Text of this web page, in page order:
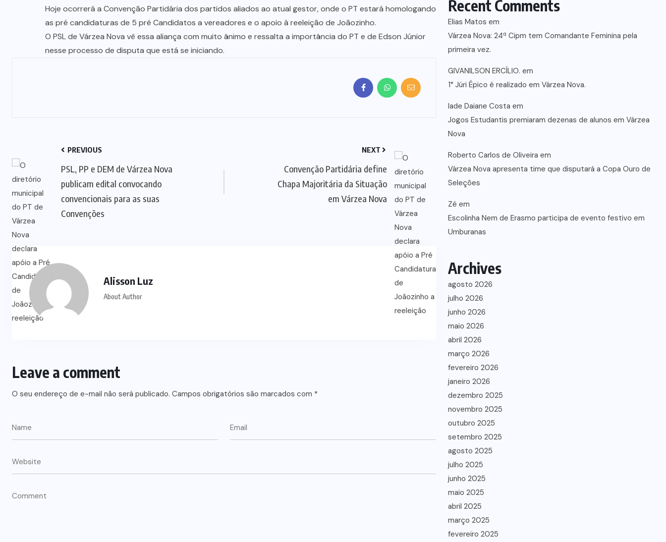
Hoje ocorrerá a Convenção Partidária dos partidos aliados ao atual gestor, onde o PT estará homologando
as pré candidaturas de 5 pré Candidatos a vereadores e o apoio à reeleição de Joãozinho.
O PSL de Várzea Nova vê essa aliança com muito ânimo e ressalta a importância do PT e de Edson Júnior
nesse processo de disputa que está se iniciando.
PREVIOUS
PSL, PP e DEM de Várzea Nova
publicam edital convocando
convencionais para as suas
Convenções
NEXT
Convenção Partidária define
Chapa Majoritária da Situação
em Várzea Nova
Alisson Luz
About Author
Leave a comment
O seu endereço de e-mail não será publicado. Campos obrigatórios são marcados com *
Recent Comments
Elias Matos em
Várzea Nova: 24ª Cipm tem Comandante Feminina pela
primeira vez.
GIVANILSON ERCÍLIO. em
1° Júri Épico é realizado em Várzea Nova.
lade Daiane Costa em
Jogos Estudantis premiaram dezenas de alunos em Várzea
Nova
Roberto Carlos de Oliveira em
Várzea Nova apresenta time que disputará a Copa Ouro de
Seleções
Zé em
Escolinha Nem de Erasmo participa de evento festivo em
Umburanas
Archives
agosto 2026
julho 2026
junho 2026
maio 2026
abril 2026
março 2026
fevereiro 2026
janeiro 2026
dezembro 2025
novembro 2025
outubro 2025
setembro 2025
agosto 2025
julho 2025
junho 2025
maio 2025
abril 2025
março 2025
fevereiro 2025